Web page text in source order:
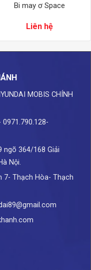
Bi may ơ Space
Liên hệ
MOBIS CHÍNH
0971.790.128-
ngõ 364/168 Giải
Nội.
7- Thạch Hòa- Thạch